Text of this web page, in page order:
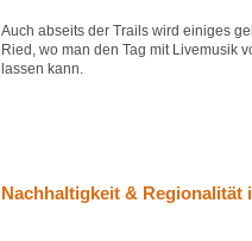
Auch abseits der Trails wird einiges
Ried, wo man den Tag mit Livemusik
lassen kann.
Nachhaltigkeit & Regionalität